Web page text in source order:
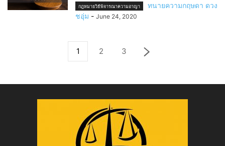
กฎหมายวิธีพิจารณาความอาญา
ทนายความกฤษดา ดวง
ชอุ่ม - June 24, 2020
1 2 3